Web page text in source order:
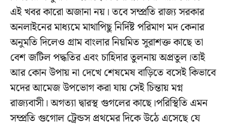
এই খবর কারো অজানা নয়। তবে সম্প্রতি রাজ্য সরকার
অনলাইনের মাধ্যমে মাথাপিছু নির্দিষ্ট পরিমাণ মদ কেনার
অনুমতি দিলেও গ্রাম বাংলার নিয়মিত সুরাশক্ত কাছে তা
বেশ জটিল পদ্ধতির এবং চাহিদার তুলনায় অপ্রতুল।তাই
আর কোন উপায় না দেখে শেষমেষ বাড়িতে বসেই কিভাবে
মদের আমেজ উপভোগ করা যায় সেই চিন্তায় মগ্ন
রাজ্যবাসী। অগত্যা দ্বারস্থ গুগলের কাছে।পরিস্থিতি এমন
সম্প্রতি গুগোল ট্রেন্ডস প্রথমের দিকে উঠে এসেছে যে